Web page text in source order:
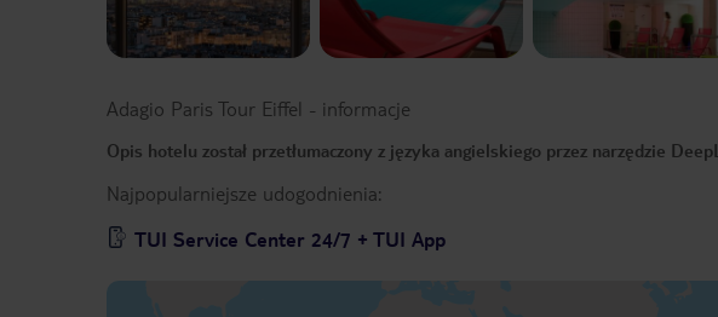
Adagio Paris Tour Eiffel - informacje
Opis hotelu został przetłumaczony z języka angielskiego przez narzędzie DeepL
Najpopularniejsze udogodnienia:
TUI Service Center 24/7 + TUI App